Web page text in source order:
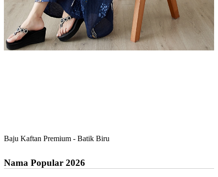
Baju Kaftan Premium - Batik Biru
Nama Popular 2026